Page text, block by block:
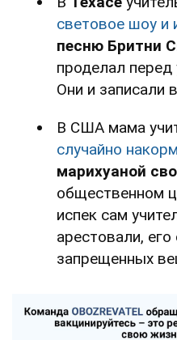
световое шоу и
песню Бритни
проделал перед
Они и записали
В США мама
случайно
марихуаной
общественном
испек сам
арестовали,
запрещенных